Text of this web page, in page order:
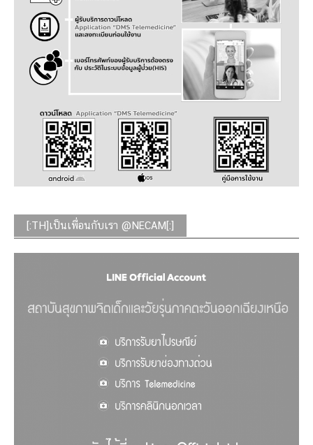
[:TH]เป็นเพื่อนกับเรา @NECAM[:]